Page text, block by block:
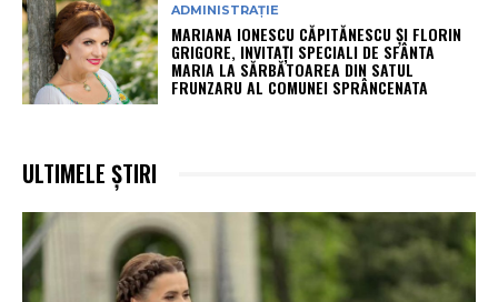
ADMINISTRAȚIE
MARIANA IONESCU CĂPITĂNESCU ȘI FLORIN
GRIGORE, INVITAȚI SPECIALI DE SFÂNTA
MARIA LA SĂRBĂTOAREA DIN SATUL
FRUNZARU AL COMUNEI SPRÂNCENATA
ULTIMELE ȘTIRI